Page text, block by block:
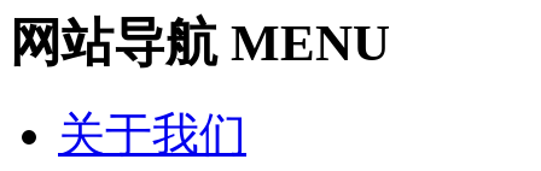
网站导航 MENU
关于我们